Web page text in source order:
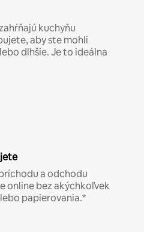
kuchyňu
aby ste mohli
dlhšie. Je to ideálna
a odchodu
online bez akýchkoľvek
papierovania.*